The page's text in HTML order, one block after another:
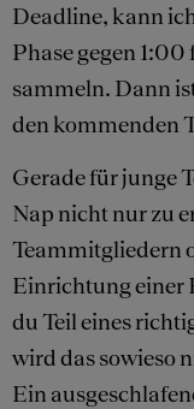
Deadline, kann
Phase gegen
sammeln. Dann
den kommenden
Gerade für junge
Nap nicht nur zu
Teammitgliedern
Einrichtung einer
du Teil eines
wird das sowieso
Ein